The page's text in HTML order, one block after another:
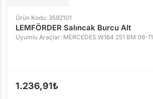
Ürün Kodu: 3592101
LEMFÖRDER Salıncak Burcu Alt
Uyumlu Araçlar: MERCEDES W164 251 BM 06-11
1.236,91₺